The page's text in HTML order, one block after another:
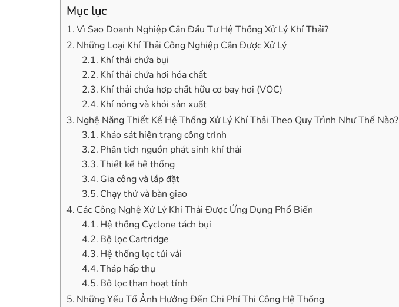
Mục lục
Vì Sao Doanh Nghiệp Cần Đầu Tư Hệ Thống Xử Lý Khí Thải?
Những Loại Khí Thải Công Nghiệp Cần Được Xử Lý
Khí thải chứa bụi
Khí thải chứa hơi hóa chất
Khí thải chứa hợp chất hữu cơ bay hơi (VOC)
Khí nóng và khói sản xuất
Nghệ Năng Thiết Kế Hệ Thống Xử Lý Khí Thải Theo Quy Trình Như Thế Nào?
Khảo sát hiện trạng công trình
Phân tích nguồn phát sinh khí thải
Thiết kế hệ thống
Gia công và lắp đặt
Chạy thử và bàn giao
Các Công Nghệ Xử Lý Khí Thải Được Ứng Dụng Phổ Biến
Hệ thống Cyclone tách bụi
Bộ lọc Cartridge
Hệ thống lọc túi vải
Tháp hấp thụ
Bộ lọc than hoạt tính
Những Yếu Tố Ảnh Hưởng Đến Chi Phí Thi Công Hệ Thống